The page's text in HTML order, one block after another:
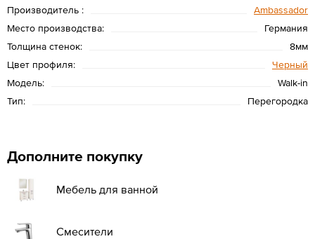
Производитель :
Ambassador
Место производства:
Германия
Толщина стенок:
8мм
Цвет профиля:
Черный
Модель:
Walk-in
Тип:
Перегородка
Дополните покупку
Мебель для ванной
Смесители